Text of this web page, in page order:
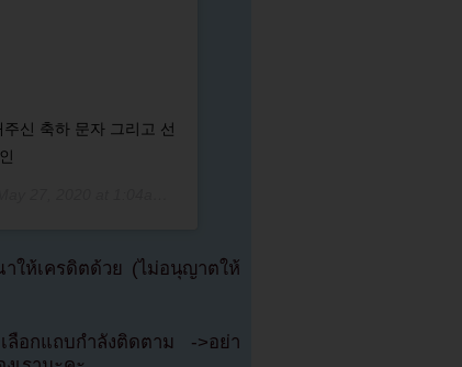
신 축하 문자 그리고 선
ให้เครดิตด้วย (ไม่อนุญาตให้
เลือกแถบกำลังติดตาม ->อย่า